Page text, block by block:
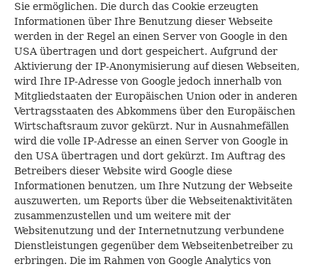
Sie ermöglichen. Die durch das Cookie erzeugten
Informationen über Ihre Benutzung dieser Webseite
werden in der Regel an einen Server von Google in den
USA übertragen und dort gespeichert. Aufgrund der
Aktivierung der IP-Anonymisierung auf diesen Webseiten,
wird Ihre IP-Adresse von Google jedoch innerhalb von
Mitgliedstaaten der Europäischen Union oder in anderen
Vertragsstaaten des Abkommens über den Europäischen
Wirtschaftsraum zuvor gekürzt. Nur in Ausnahmefällen
wird die volle IP-Adresse an einen Server von Google in
den USA übertragen und dort gekürzt. Im Auftrag des
Betreibers dieser Website wird Google diese
Informationen benutzen, um Ihre Nutzung der Webseite
auszuwerten, um Reports über die Webseitenaktivitäten
zusammenzustellen und um weitere mit der
Websitenutzung und der Internetnutzung verbundene
Dienstleistungen gegenüber dem Webseitenbetreiber zu
erbringen. Die im Rahmen von Google Analytics von